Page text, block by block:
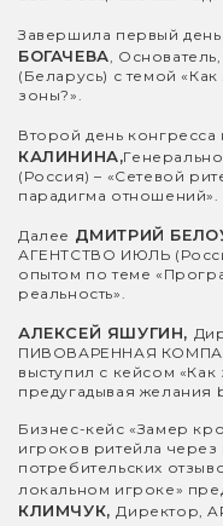
Завершила первый день
БОГАЧЕВА,
(Беларусь) с темой «Как
зоны?».
Второй день конгресса
КАЛИНИНА,
(Россия) – «Сетевой
парадигма отношений».
Далее ДМИТРИЙ
АГЕНТСТВО ИЮЛЬ
опытом по теме
реальность».
АЛЕКСЕЙ ЯШУГИН,
ПИВОВАРЕННАЯ
выступил с кейсом «Как
предугадывая желания
Бизнес-кейс «Замер
игроков ритейла
потребительских
локальном игроке»
КЛИМЧУК, Директор,